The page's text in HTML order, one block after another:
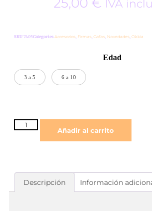
IVA
SKU 7405Categories Accesorios, Firmas, Gafas, Novedades, Okkia
Edad
3 a 5 6 a 10
Añadir al carrito
Descripción Información